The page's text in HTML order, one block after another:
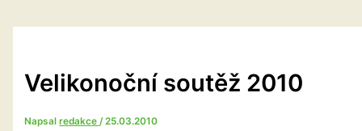
Velikonoční soutěž 2010
Napsalredakce/25.03.2010